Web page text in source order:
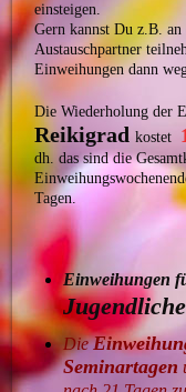
einsteigen.
Gern kannst Du z.B.
Austauschpartner
Einweihungen dann
Die Wiederholung der
Reikigradkostet
dh. das sind die
Tagen.
Einweihungen
Jugendliche
Die
Seminartagen